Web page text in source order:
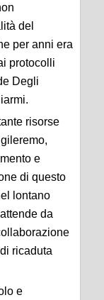
del
per anni era
protocolli
Degli
risorse
e
di questo
lontano
da
ricaduta
e